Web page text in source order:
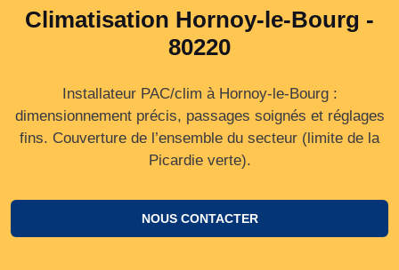
Climatisation Hornoy-le-Bourg -
80220
Installateur PAC/clim à Hornoy-le-Bourg :
dimensionnement précis, passages soignés et réglages
fins. Couverture de l’ensemble du secteur (limite de la
Picardie verte).
NOUS CONTACTER